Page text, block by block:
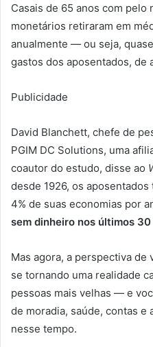
Casais de 65 anos com pelo
monetários retiraram em
anualmente — ou seja,
gastos dos aposentados, de
Publicidade
David Blanchett, chefe de
PGIM DC Solutions, uma
coautor do estudo, disse ao
desde 1926, os
4% de suas economias por
sem dinheiro nos últimos
Mas agora, a perspectiva de
se tornando uma realidade
pessoas mais velhas — e
de moradia, saúde, contas e
nesse tempo.